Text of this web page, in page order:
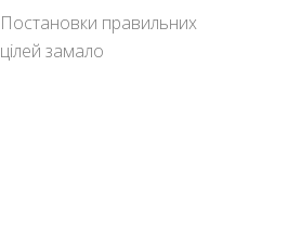
Постановки правильних
цілей замало